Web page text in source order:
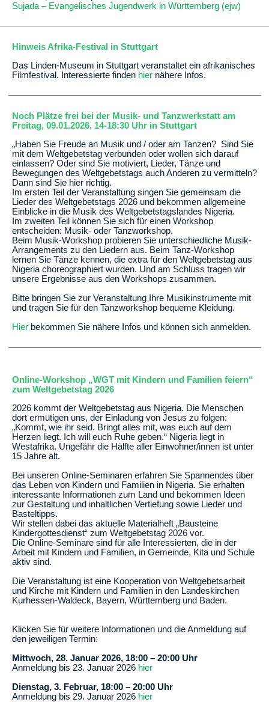
Sujada – Evangelisches Jugendwerk in Württemberg (ejw)
Hinweis Afrika-Festival in Stuttgart
Das Linden-Museum in Stuttgart veranstaltet ein afrikanisches
Filmfestival. Interessierte finden hier nähere Infos.
Noch Plätze frei bei der Musik- und Tanzwerkstatt am
Freitag, 09.01.2026, 14-18:30 Uhr in Stuttgart
„Haben Sie Freude an Musik und / oder am Tanzen? Sind Sie
mit dem Weltgebetstag verbunden oder wollen sich darauf
einlassen? Oder sind Sie motiviert, Lieder, Tänze und
Bewegungen des Weltgebetstags auch Anderen zu vermitteln?
Dann sind Sie hier richtig.
Im ersten Teil der Veranstaltung singen Sie gemeinsam die
Lieder des Weltgebetstags 2026 und bekommen allgemeine
Einblicke in die Musik des Weltgebetstagslandes Nigeria.
Im zweiten Teil können Sie sich für einen Workshop
entscheiden: Musik- oder Tanzworkshop.
Beim Musik-Workshop probieren Sie unterschiedliche Musik-
Arrangements zu den Liedern aus. Beim Tanz-Workshop
lernen Sie Tänze kennen, die extra für den Weltgebetstag aus
Nigeria choreographiert wurden. Und am Schluss tragen wir
unsere Ergebnisse aus den Workshops zusammen.
Bitte bringen Sie zur Veranstaltung Ihre Musikinstrumente mit
und tragen Sie für den Tanzworkshop bequeme Kleidung.
Hier bekommen Sie nähere Infos und können sich anmelden.
Online-Workshop „WGT mit Kindern und Familien feiern“
zum Weltgebetstag 2026
2026 kommt der Weltgebetstag aus Nigeria. Die Menschen
dort ermutigen uns, der Einladung von Jesus zu folgen:
„Kommt, wie ihr seid. Bringt alles mit, was euch auf dem
Herzen liegt. Ich will euch Ruhe geben.“ Nigeria liegt in
Westafrika. Ungefähr die Hälfte aller Einwohner/innen ist unter
15 Jahre alt.
Bei unseren Online-Seminaren erfahren Sie Spannendes über
das Leben von Kindern und Familien in Nigeria. Sie erhalten
interessante Informationen zum Land und bekommen Ideen
zur Gestaltung und inhaltlichen Vertiefung sowie Lieder und
Basteltipps.
Wir stellen dabei das aktuelle Materialheft „Bausteine
Kindergottesdienst“ zum Weltgebetstag 2026 vor.
Die Online-Seminare sind für alle Interessierten, die in der
Arbeit mit Kindern und Familien, in Gemeinde, Kita und Schule
aktiv sind.
Die Veranstaltung ist eine Kooperation von Weltgebetsarbeit
und Kirche mit Kindern und Familien in den Landeskirchen
Kurhessen-Waldeck, Bayern, Württemberg und Baden.
Klicken Sie für weitere Informationen und die Anmeldung auf
den jeweiligen Termin:
Mittwoch, 28. Januar 2026, 18:00 – 20:00 Uhr
Anmeldung bis 23. Januar 2026 hier
Dienstag, 3. Februar, 18:00 – 20:00 Uhr
Anmeldung bis 29. Januar 2026 hier